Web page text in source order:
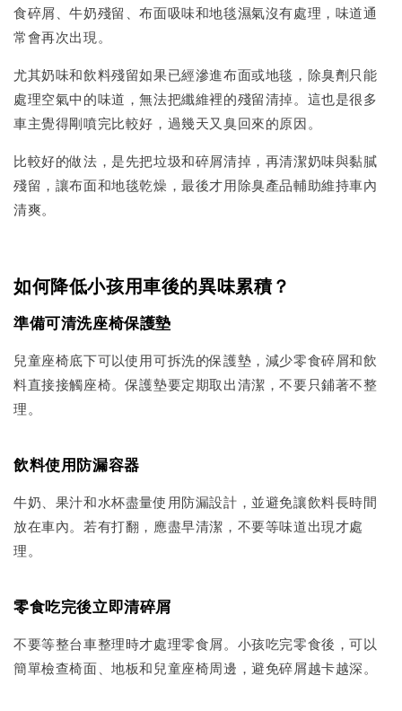
食碎屑、牛奶殘留、布面吸味和地毯濕氣沒有處理，味道通
常會再次出現。
尤其奶味和飲料殘留如果已經滲進布面或地毯，除臭劑只能
處理空氣中的味道，無法把纖維裡的殘留清掉。這也是很多
車主覺得剛噴完比較好，過幾天又臭回來的原因。
比較好的做法，是先把垃圾和碎屑清掉，再清潔奶味與黏膩
殘留，讓布面和地毯乾燥，最後才用除臭產品輔助維持車內
清爽。
如何降低小孩用車後的異味累積？
準備可清洗座椅保護墊
兒童座椅底下可以使用可拆洗的保護墊，減少零食碎屑和飲
料直接接觸座椅。保護墊要定期取出清潔，不要只鋪著不整
理。
飲料使用防漏容器
牛奶、果汁和水杯盡量使用防漏設計，並避免讓飲料長時間
放在車內。若有打翻，應盡早清潔，不要等味道出現才處
理。
零食吃完後立即清碎屑
不要等整台車整理時才處理零食屑。小孩吃完零食後，可以
簡單檢查椅面、地板和兒童座椅周邊，避免碎屑越卡越深。